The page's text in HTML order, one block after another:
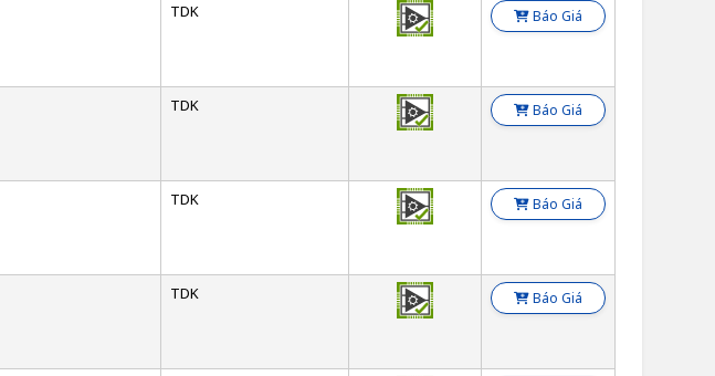
TDK Báo Giá
TDK Báo Giá
TDK Báo Giá
TDK Báo Giá